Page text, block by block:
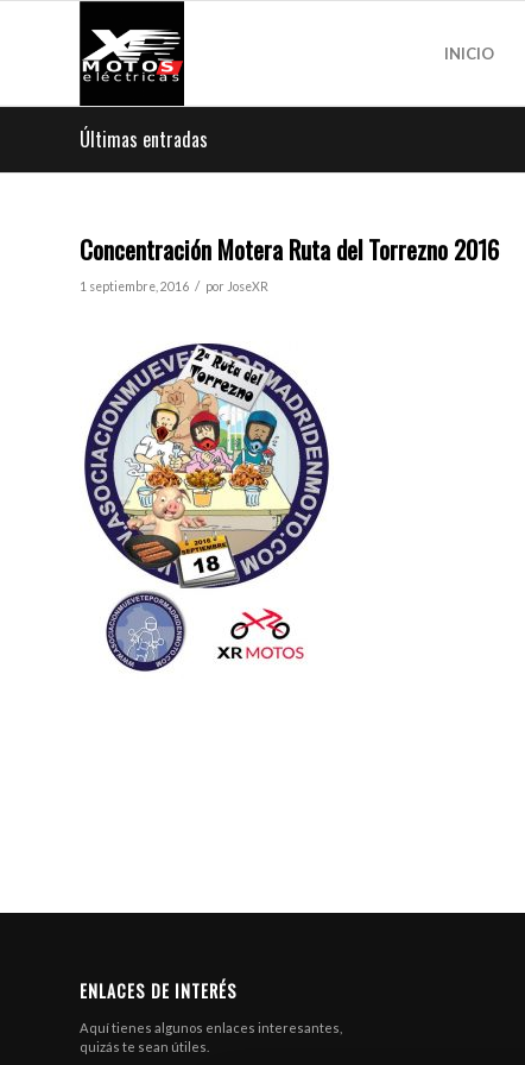
INICIO
Últimas entradas
Concentración Motera Ruta del Torrezno 2016
1 septiembre, 2016 / por JoseXR
ENLACES DE INTERÉS
Aquí tienes algunos enlaces interesantes,
quizás te sean útiles.